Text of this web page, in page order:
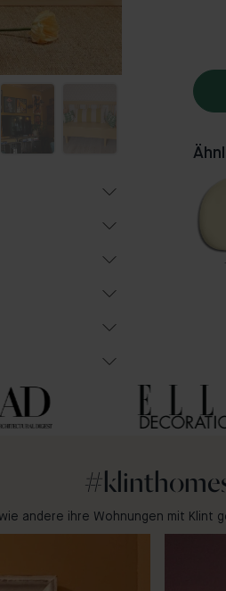
andere ihre Wohnungen mit Klint